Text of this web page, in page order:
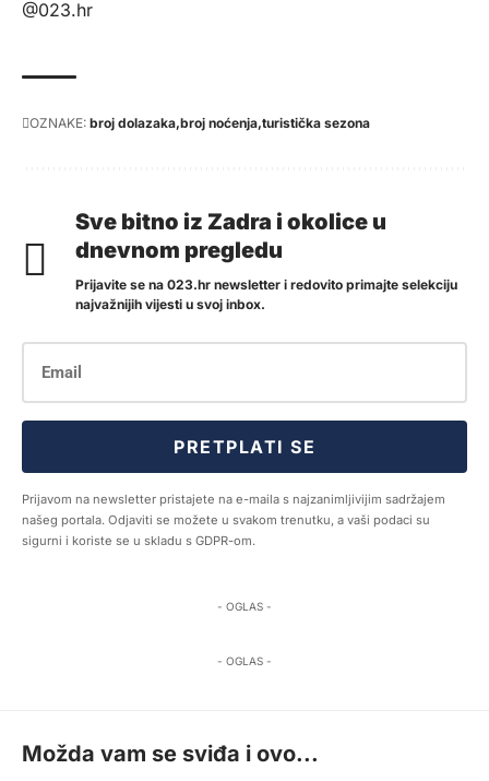
@023.hr
OZNAKE: broj dolazaka broj noćenja turistička sezona
Sve bitno iz Zadra i okolice u
dnevnom pregledu
Prijavite se na 023.hr newsletter i redovito primajte selekciju
najvažnijih vijesti u svoj inbox.
PRETPLATI SE
Prijavom na newsletter pristajete na e-maila s najzanimljivijim sadržajem
našeg portala. Odjaviti se možete u svakom trenutku, a vaši podaci su
sigurni i koriste se u skladu s GDPR-om.
- OGLAS -
- OGLAS -
Možda vam se sviđa i ovo...